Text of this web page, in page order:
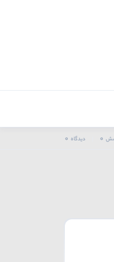
0 دیدگاه 0